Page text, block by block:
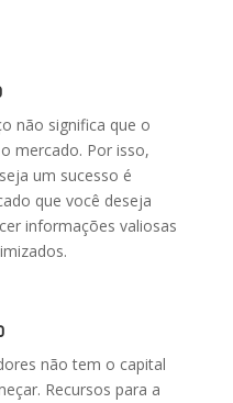
não significa que o
mercado. Por isso,
um sucesso é
que você deseja
informações valiosas
não tem o capital
Recursos para a